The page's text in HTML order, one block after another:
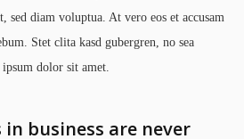
sed diam voluptua. At vero eos et accusam
Stet clita kasd gubergren, no sea
dolor sit amet.
business are never